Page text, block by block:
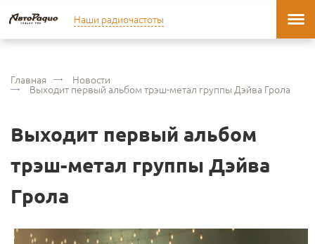
Наши радиочастоты
Главная Новости
Выходит первый альбом трэш-метал группы Дэйва Грола
Выходит первый альбом
трэш-метал группы Дэйва
Грола